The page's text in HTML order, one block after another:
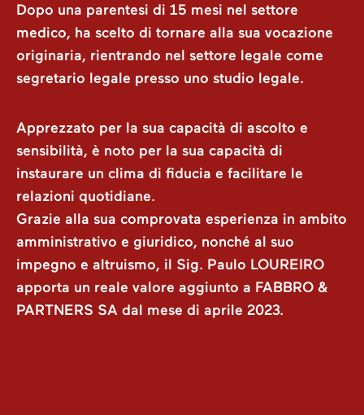
Dopo una parentesi di 15 mesi nel settore
medico, ha scelto di tornare alla sua vocazione
originaria, rientrando nel settore legale come
segretario legale presso uno studio legale.
Apprezzato per la sua capacità di ascolto e
sensibilità, è noto per la sua capacità di
instaurare un clima di fiducia e facilitare le
relazioni quotidiane.
Grazie alla sua comprovata esperienza in ambito
amministrativo e giuridico, nonché al suo
impegno e altruismo, il Sig. Paulo LOUREIRO
apporta un reale valore aggiunto a FABBRO &
PARTNERS SA dal mese di aprile 2023.